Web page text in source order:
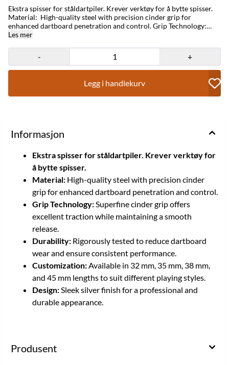
Ekstra spisser for ståldartpiler. Krever verktøy for å bytte spisser.
Material: High-quality steel with precision cinder grip for
enhanced dartboard penetration and control. Grip Technology:
Superfine cinder grip offers excellent traction while maintaining a
Available in 32 mm, 35 mm, 38 mm, and 45 mm lengths to suit
different playing styles. Design: Sleek silver finish for a
Les mer
- +
Legg i handlekurv
Informasjon
Ekstra spisser for ståldartpiler. Krever verktøy for
å bytte spisser.
Material: High-quality steel with precision cinder
grip for enhanced dartboard penetration and control.
Grip Technology:Superfine cinder grip offers
excellent traction while maintaining a smooth
release.
Durability: Rigorously tested to reduce dartboard
wear and ensure consistent performance.
Customization:Available in 32 mm, 35 mm, 38 mm,
and 45 mm lengths to suit different playing styles.
Design:Sleek silver finish for a professional and
durable appearance.
Produsent